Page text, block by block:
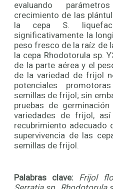
evaluando
crecimiento de las
la cepa S.
significativamente la
peso fresco de la raíz de
la cepa Rhodotorula sp.
de la parte aérea y el
de la variedad de frijol
potenciales
semillas de frijol; sin
pruebas de
variedades de frijol,
recubrimiento adecuado
supervivencia de las
semillas de frijol.
Palabras clave: Frijol